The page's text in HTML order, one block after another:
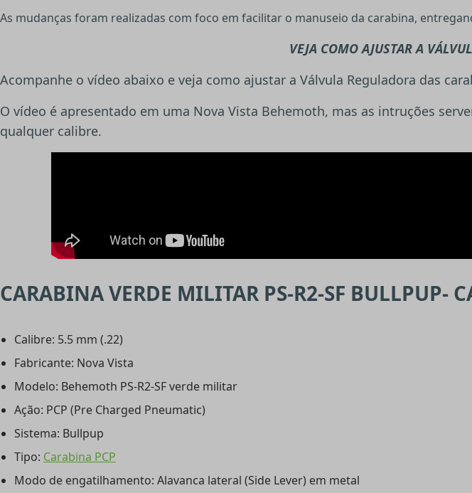
As mudanças foram realizadas com foco em facilitar o manuseio da carabina,
VEJA COMO AJUSTAR A
Acompanhe o vídeo abaixo e veja como ajustar a Válvula Reguladora das
O vídeo é apresentado em uma Nova Vista Behemoth, mas as intruções
qualquer calibre.
CARABINA VERDE MILITAR PS-R2-SF BULLPUP-
Calibre: 5.5 mm (.22)
Fabricante: Nova Vista
Modelo: Behemoth PS-R2-SF verde militar
Ação: PCP (Pre Charged Pneumatic)
Sistema: Bullpup
Tipo: Carabina PCP
Modo de engatilhamento: Alavanca lateral (Side Lever) em metal